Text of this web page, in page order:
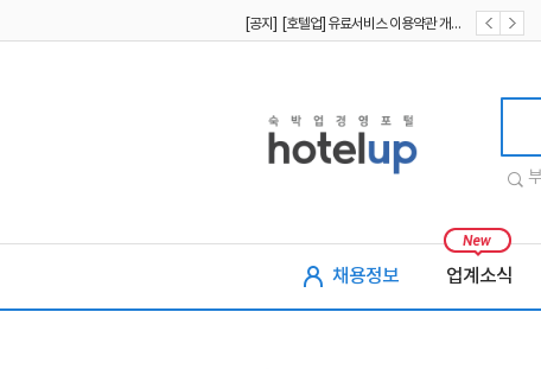
채용정보 업계소식